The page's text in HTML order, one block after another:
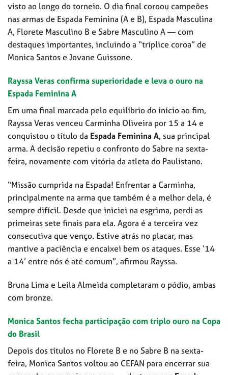
visto ao longo do torneio. O dia final coroou campeões
nas armas de Espada Feminina (A e B), Espada Masculina
A, Florete Masculino B e Sabre Masculino A — com
destaques importantes, incluindo a “tríplice coroa” de
Monica Santos e Jovane Guissone.
Rayssa Veras confirma superioridade e leva o ouro na
Espada Feminina A
Em uma final marcada pelo equilíbrio do início ao fim,
Rayssa Veras venceu Carminha Oliveira por 15 a 14 e
conquistou o título da Espada Feminina A, sua principal
arma. A decisão repetiu o confronto do Sabre na sexta-
feira, novamente com vitória da atleta do Paulistano.
“Missão cumprida na Espada! Enfrentar a Carminha,
principalmente na arma que também é a melhor dela, é
sempre difícil. Desde que iniciei na esgrima, perdi as
primeiras sete finais para ela. Agora é a terceira vez
consecutiva que venço. Estive atrás no placar, mas
mantive a paciência e encaixei bem os ataques. Esse ‘14
a 14’ entre nós é até comum”, afirmou Rayssa.
Bruna Lima e Leila Almeida completaram o pódio, ambas
com bronze.
Monica Santos fecha participação com triplo ouro na Copa
do Brasil
Depois dos títulos no Florete B e no Sabre B na sexta-
feira, Monica Santos voltou ao CEFAN para encerrar sua